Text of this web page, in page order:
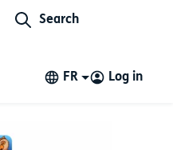
Search
FR Log in